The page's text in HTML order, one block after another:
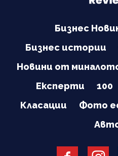
Бизнес
Бизнес истории
Новини от
Експерти
100
Класации
Фото